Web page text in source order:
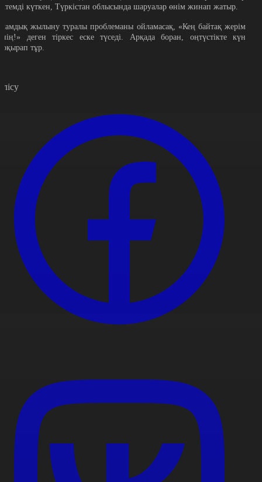
күткен, Түркістан облысында шаруалар өнім жинап жатыр.
жылыну туралы проблеманы ойламасақ, «Кең байтақ жерім
деген тіркес еске түседі. Арқада боран, оңтүстікте күн
тұр.